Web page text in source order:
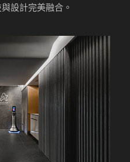
設計完美融合。